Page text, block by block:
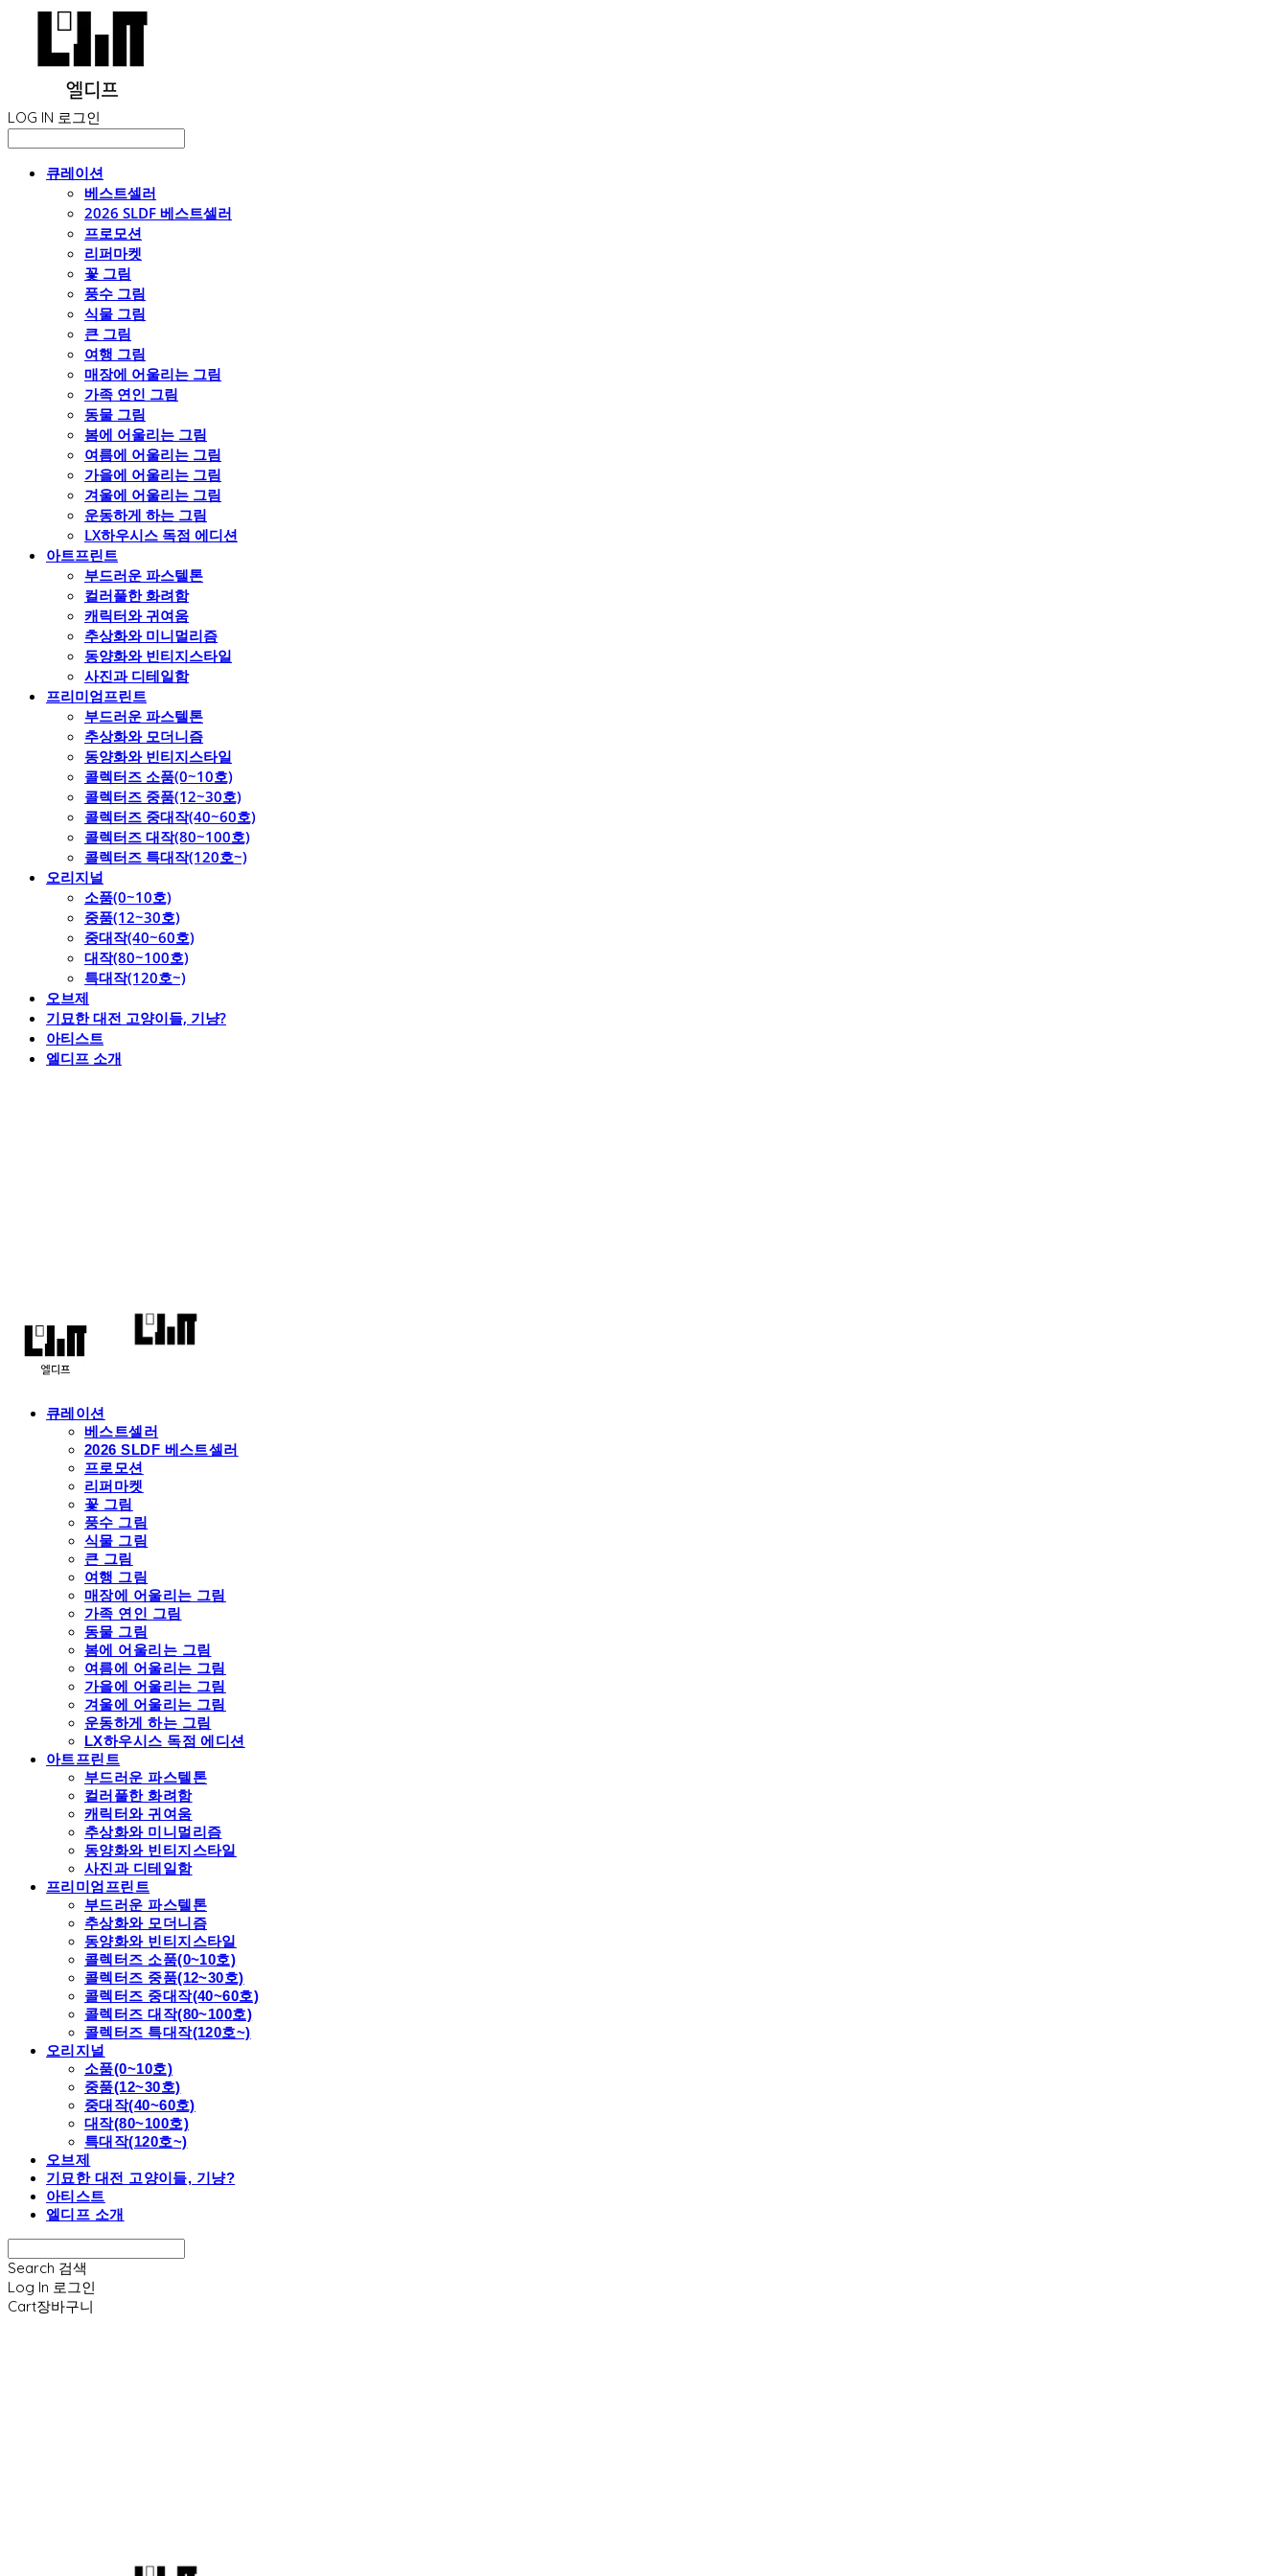
LOG IN 로그인
큐레이션
베스트셀러
2026 SLDF 베스트셀러
프로모션
리퍼마켓
꽃 그림
풍수 그림
식물 그림
큰 그림
여행 그림
매장에 어울리는 그림
가족 연인 그림
동물 그림
봄에 어울리는 그림
여름에 어울리는 그림
가을에 어울리는 그림
겨울에 어울리는 그림
운동하게 하는 그림
LX하우시스 독점 에디션
아트프린트
부드러운 파스텔톤
컬러풀한 화려함
캐릭터와 귀여움
추상화와 미니멀리즘
동양화와 빈티지스타일
사진과 디테일함
프리미엄프린트
부드러운 파스텔톤
추상화와 모더니즘
동양화와 빈티지스타일
콜렉터즈 소품(0~10호)
콜렉터즈 중품(12~30호)
콜렉터즈 중대작(40~60호)
콜렉터즈 대작(80~100호)
콜렉터즈 특대작(120호~)
오리지널
소품(0~10호)
중품(12~30호)
중대작(40~60호)
대작(80~100호)
특대작(120호~)
오브제
기묘한 대전 고양이들, 기냥?
아티스트
엘디프 소개
큐레이션
베스트셀러
2026 SLDF 베스트셀러
프로모션
리퍼마켓
꽃 그림
풍수 그림
식물 그림
큰 그림
여행 그림
매장에 어울리는 그림
가족 연인 그림
동물 그림
봄에 어울리는 그림
여름에 어울리는 그림
가을에 어울리는 그림
겨울에 어울리는 그림
운동하게 하는 그림
LX하우시스 독점 에디션
아트프린트
부드러운 파스텔톤
컬러풀한 화려함
캐릭터와 귀여움
추상화와 미니멀리즘
동양화와 빈티지스타일
사진과 디테일함
프리미엄프린트
부드러운 파스텔톤
추상화와 모더니즘
동양화와 빈티지스타일
콜렉터즈 소품(0~10호)
콜렉터즈 중품(12~30호)
콜렉터즈 중대작(40~60호)
콜렉터즈 대작(80~100호)
콜렉터즈 특대작(120호~)
오리지널
소품(0~10호)
중품(12~30호)
중대작(40~60호)
대작(80~100호)
특대작(120호~)
오브제
기묘한 대전 고양이들, 기냥?
아티스트
엘디프 소개
Search 검색
Log In 로그인
Cart장바구니